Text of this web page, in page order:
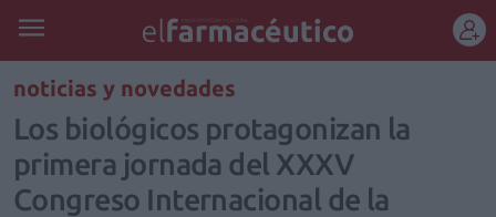
REGÍSTRATE
noticias y novedades
Los biológicos protagonizan la
primera jornada del XXXV
Congreso Internacional de la